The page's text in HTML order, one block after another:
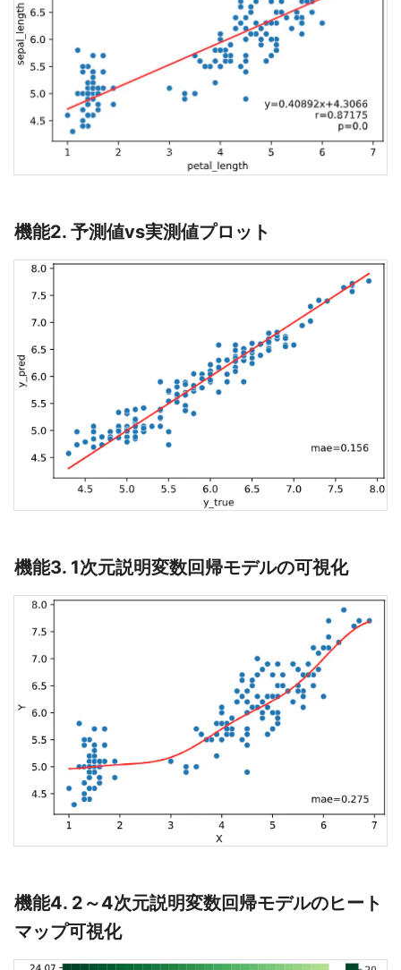
機能2. 予測値vs実測値プロット
機能3. 1次元説明変数回帰モデルの可視化
機能4. 2～4次元説明変数回帰モデルのヒート
マップ可視化